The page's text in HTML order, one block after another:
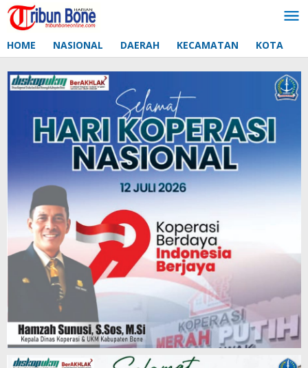
Lewati
ke
HOME NASIONAL DAERAH KECAMATAN KOTA